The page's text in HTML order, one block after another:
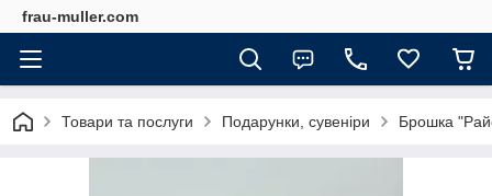
frau-muller.com
Товари та послуги Подарунки, сувеніри Брошка